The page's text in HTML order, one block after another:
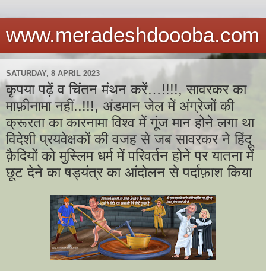
www.meradeshdoooba.com
SATURDAY, 8 APRIL 2023
कृपया पढ़ें व चिंतन मंथन करें…!!!!, सावरकर का
माफ़ीनामा नहीं..!!!, अंडमान जेल में अंग्रेजों की
क्रूरता का कारनामा विश्व में गूंज मान होने लगा था
विदेशी प्रयवेक्षकों की वजह से जब सावरकर ने हिंदू
क़ैदियों को मुस्लिम धर्म में परिवर्तन होने पर यातना में
छूट देने का षड्यंत्र का आंदोलन से पर्दाफ़ाश किया